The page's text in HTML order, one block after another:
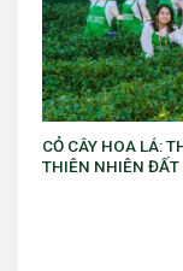
VIB ra mắt
làm chủ thời